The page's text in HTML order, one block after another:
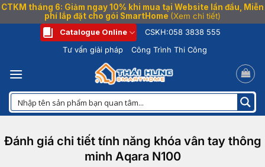
CTKM tháng 6: Giảm ngay 10% khi mua tại Website lần đầu, Miễn
phí lắp đặt cho gói SmartHome (Xem chi tiết)
dung
Catalogue Online CSKH:058 3838 555
Tư vấn giải pháp
Công Trình Thi Công
Đánh giá chi tiết tính năng khóa vân tay thông
minh Aqara N100